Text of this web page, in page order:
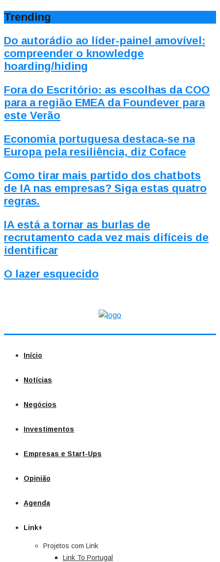
Trending
Do autorádio ao líder-painel amovível:
compreender o knowledge
hoarding/hiding
Fora do Escritório: as escolhas da COO
para a região EMEA da Foundever para
este Verão
Economia portuguesa destaca-se na
Europa pela resiliência, diz Coface
Como tirar mais partido dos chatbots
de IA nas empresas? Siga estas quatro
regras.
IA está a tornar as burlas de
recrutamento cada vez mais difíceis de
identificar
O lazer esquecido
Início
Notícias
Negócios
Investimentos
Empresas e Start-Ups
Opinião
Agenda
Link+
Projetos com Link
Link To Portugal